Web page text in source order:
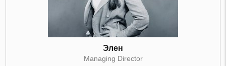
Элен
Managing Director